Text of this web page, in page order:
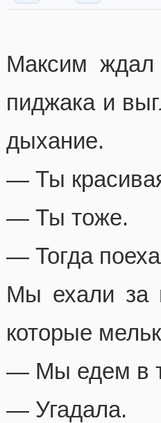
Максим
пиджака и
дыхание.
— Ты
— Ты тоже.
— Тогда
Мы ехали за
которые
— Мы едем в
— Угадала.